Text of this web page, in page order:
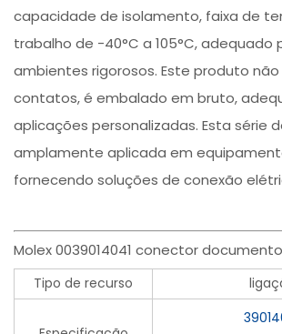
capacidade de isolamento, faixa de
trabalho de -40°C a 105°C, adequado
ambientes rigorosos. Este produto
contatos, é embalado em bruto,
aplicações personalizadas. Esta série
amplamente aplicada em
fornecendo soluções de conexão
Molex 0039014041 conector
Tipo de recurso